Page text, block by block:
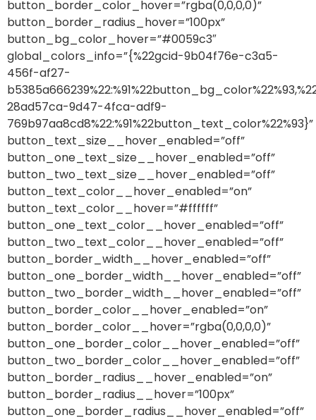
button_border_color_hover=”rgba(0,0,0,0)”
button_border_radius_hover=”100px”
button_bg_color_hover=”#0059c3″
global_colors_info=”{%22gcid-9b04f76e-c3a5-
456f-af27-
28ad57ca-9d47-4fca-adf9-
769b97aa8cd8%22:%91%22button_text_color%22%93}”
button_text_size__hover_enabled=”off”
button_one_text_size__hover_enabled=”off”
button_two_text_size__hover_enabled=”off”
button_text_color__hover_enabled=”on”
button_text_color__hover=”#ffffff”
button_one_text_color__hover_enabled=”off”
button_two_text_color__hover_enabled=”off”
button_border_width__hover_enabled=”off”
button_one_border_width__hover_enabled=”off”
button_two_border_width__hover_enabled=”off”
button_border_color__hover_enabled=”on”
button_border_color__hover=”rgba(0,0,0,0)”
button_one_border_color__hover_enabled=”off”
button_two_border_color__hover_enabled=”off”
button_border_radius__hover_enabled=”on”
button_border_radius__hover=”100px”
button_one_border_radius__hover_enabled=”off”